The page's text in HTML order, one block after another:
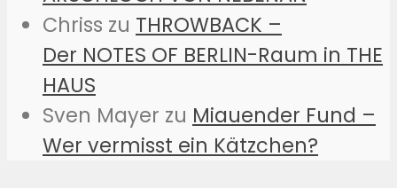
Chriss zu THROWBACK –
Der NOTES OF BERLIN-Raum in THE
HAUS
Sven Mayer zu Miauender Fund –
Wer vermisst ein Kätzchen?